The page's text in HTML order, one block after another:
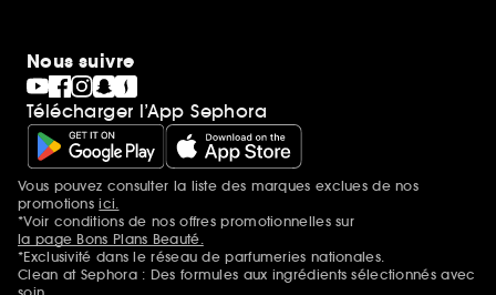
Nous suivre
Télécharger l’App Sephora
Mentions additionnelles
Vous pouvez consulter la liste des marques exclues de nos
promotionsici.
*Voir conditions de nos offres promotionnelles sur
la page Bons Plans Beauté.
*Exclusivité dans le réseau de parfumeries nationales.
Clean at Sephora : Des formules aux ingrédients sélectionnés avec